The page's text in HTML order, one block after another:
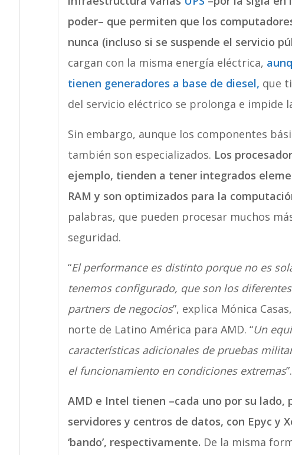
poder– que permiten que los
nunca (incluso si se suspende el servicio
cargan con la misma energía eléctrica,
tienen generadores a base de diesel, que
del servicio eléctrico se prolonga e impide
Sin embargo, aunque los componentes
también son especializados. Los
ejemplo, tienden a tener integrados
RAM y son optimizados para la
palabras, que pueden procesar muchos
seguridad.
“El performance es distinto porque no es
tenemos configurado, que son los
partners de negocios”, explica Mónica
norte de Latino América para AMD. “Un
características adicionales de pruebas
el funcionamiento en condiciones extremas”.
AMD e Intel tienen –cada uno por su lado,
servidores y centros de datos, con Epyc y
‘bando’, respectivamente. De la misma